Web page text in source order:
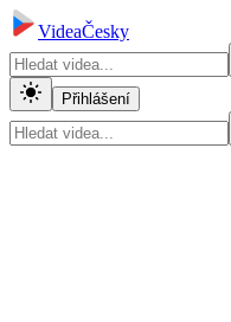
VideaČesky
Přihlášení